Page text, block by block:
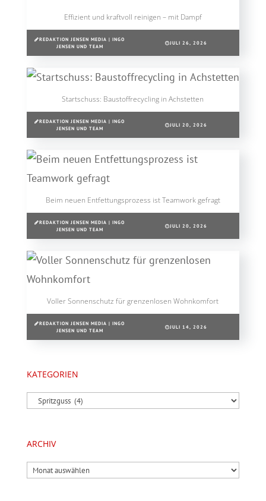
Effizient und kraftvoll reinigen – mit Dampf
REDAKTION JENSEN MEDIA | INGO
JENSEN UND TEAM
JULI 26, 2026
Startschuss: Baustoffrecycling in Achstetten
REDAKTION JENSEN MEDIA | INGO
JENSEN UND TEAM
JULI 20, 2026
Beim neuen Entfettungsprozess ist Teamwork gefragt
REDAKTION JENSEN MEDIA | INGO
JENSEN UND TEAM
JULI 20, 2026
Voller Sonnenschutz für grenzenlosen Wohnkomfort
REDAKTION JENSEN MEDIA | INGO
JENSEN UND TEAM
JULI 14, 2026
KATEGORIEN
Kategorien
ARCHIV
Archiv